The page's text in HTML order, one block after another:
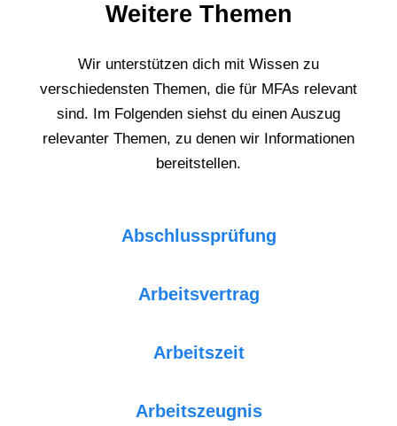
Weitere Themen
Wir unterstützen dich mit Wissen zu
verschiedensten Themen, die für MFAs relevant
sind. Im Folgenden siehst du einen Auszug
relevanter Themen, zu denen wir Informationen
bereitstellen.
Abschlussprüfung
Arbeitsvertrag
Arbeitszeit
Arbeitszeugnis